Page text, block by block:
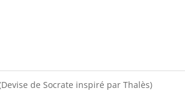
de Socrate inspiré par Thalès)